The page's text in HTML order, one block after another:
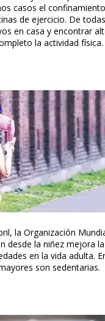
casos el
de ejercicio. De
en casa y encontrar
la actividad física.
la Organización
desde la niñez mejora
en la vida adulta.
son sedentarias.